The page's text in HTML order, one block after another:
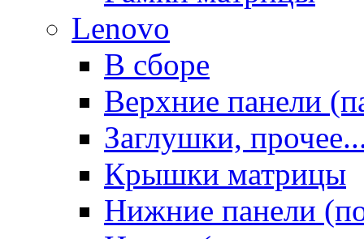
Lenovo
В сборе
Верхние панели
Заглушки,
Крышки матрицы
Нижние панели